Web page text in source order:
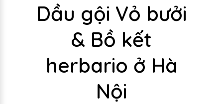
Dầu gội Vỏ bưởi
& Bồ kết
herbario ở Hà
Nội